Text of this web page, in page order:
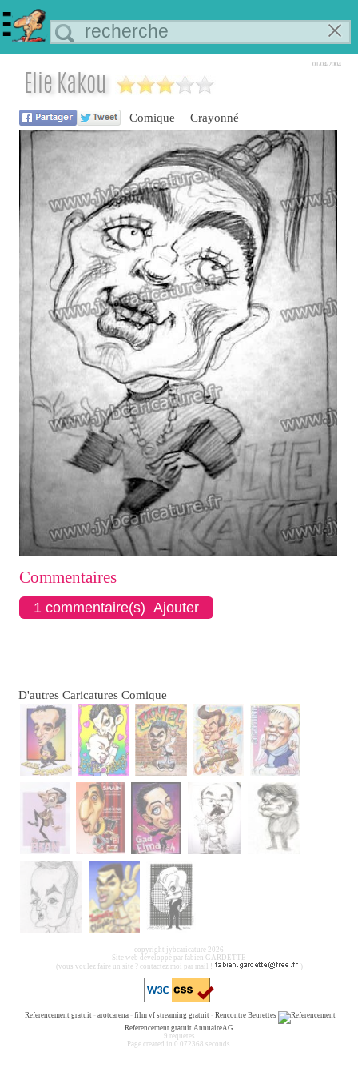
Elie Kakou
01/04/2004
Comique Crayonné
Commentaires
1 commentaire(s) Ajouter
D'autres Caricatures Comique
copyright jybcaricature 2026
Site web développé par fabien GARDETTE
(vous voulez faire un site ? contactez moi par mail !
)
Referencement gratuit- arotcarena- film vf streaming gratuit- Rencontre Beurettes
Referencement gratuit AnnuaireAG
9 requetes
Page created in 0.072368 seconds.